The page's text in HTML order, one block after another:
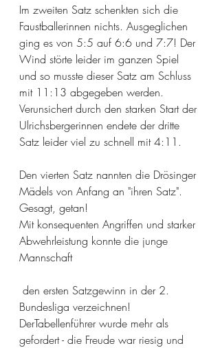
Im zweiten Satz schenkten sich die
Faustballerinnen nichts. Ausgeglichen
ging es von 5:5 auf 6:6 und 7:7! Der
Wind störte leider im ganzen Spiel
und so musste dieser Satz am Schluss
mit 11:13 abgegeben werden.
Verunsichert durch den starken Start der
Ulrichsbergerinnen endete der dritte
Satz leider viel zu schnell mit 4:11.
Den vierten Satz nannten die Drösinger
Mädels von Anfang an "ihren Satz".
Gesagt, getan!
Mit konsequenten Angriffen und starker
Abwehrleistung konnte die junge
Mannschaft
Bundesliga verzeichnen!
DerTabellenführer wurde mehr als
gefordert - die Freude war riesig und